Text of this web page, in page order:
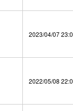
2023/04/07
2022/05/08